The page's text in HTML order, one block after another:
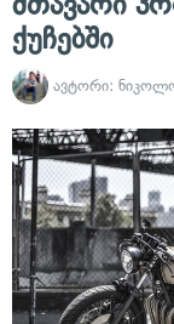
ქუჩებში
ავტორი: